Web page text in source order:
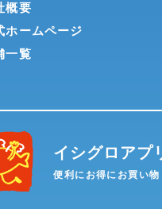
概要
ホームページ
一覧
イシグロアプ
便利にお得にお買い物